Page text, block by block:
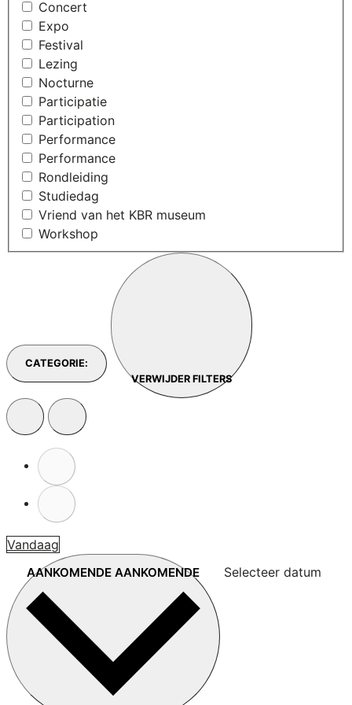
Concert
Expo
Festival
Lezing
Nocturne
Participatie
Participation
Performance
Performance
Rondleiding
Studiedag
Vriend van het KBR museum
Workshop
CATEGORIE:
VERWIJDER FILTERS
Vandaag
AANKOMENDEAANKOMENDE Selecteer datum